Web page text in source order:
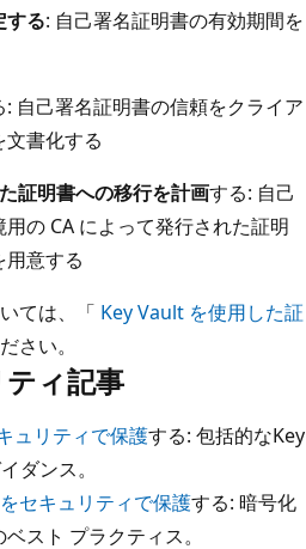
する: 自己署名証明書の有効期間を
: 自己署名証明書の信頼をクライア
書化する
証明書への移行を計画する: 自己
の CA によって発行された証明
意する
ては、「 Key Vault を使用した証
さい。
ィ記事
ュリティで保護する: 包括的なKey
ダンス。
セキュリティで保護する: 暗号化
スト プラクティス。